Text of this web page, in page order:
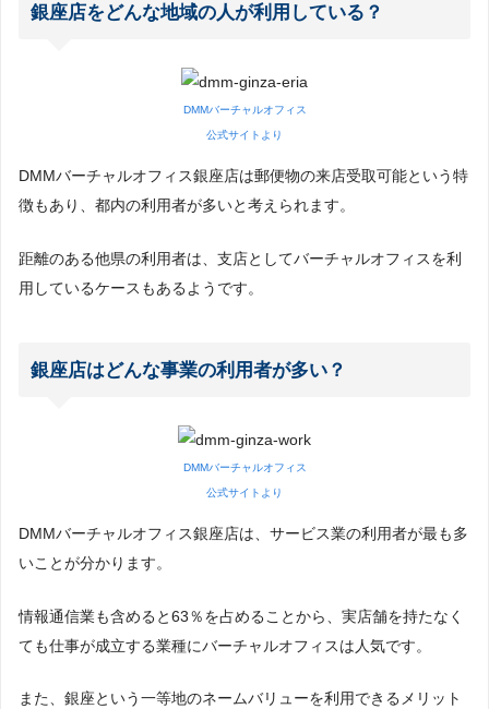
銀座店をどんな地域の人が利用している？
DMMバーチャルオフィス
公式サイトより
DMMバーチャルオフィス銀座店は郵便物の来店受取可能という特
徴もあり、都内の利用者が多いと考えられます。
距離のある他県の利用者は、支店としてバーチャルオフィスを利
用しているケースもあるようです。
銀座店はどんな事業の利用者が多い？
DMMバーチャルオフィス
公式サイトより
DMMバーチャルオフィス銀座店は、サービス業の利用者が最も多
いことが分かります。
情報通信業も含めると63％を占めることから、実店舗を持たなく
ても仕事が成立する業種にバーチャルオフィスは人気です。
また、銀座という一等地のネームバリューを利用できるメリット